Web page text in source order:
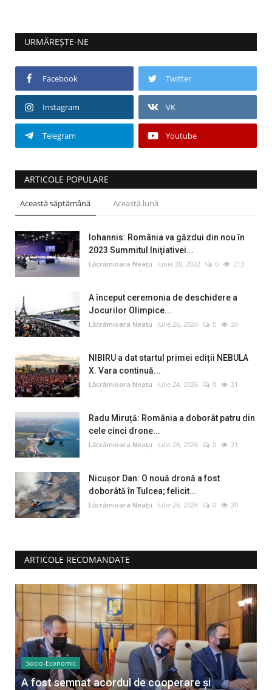
URMĂREȘTE-NE
Facebook Twitter
Instagram VK
Telegram Youtube
ARTICOLE POPULARE
Această săptămână Această lună
Iohannis: România va găzdui din nou în
2023 Summitul Iniţiativei...
Lăcrămioara Neațu Iunie 20, 2022 0 213
A început ceremonia de deschidere a
Jocurilor Olimpice...
Lăcrămioara Neațu Iulie 26, 2024 0 24
NIBIRU a dat startul primei ediții NEBULA
X. Vara continuă...
Lăcrămioara Neațu Iulie 24, 2026 0 21
Radu Miruță: România a doborât patru din
cele cinci drone...
Lăcrămioara Neațu Iulie 26, 2026 0 21
Nicușor Dan: O nouă dronă a fost
doborâtă în Tulcea; felicit...
Lăcrămioara Neațu Iulie 26, 2026 0 20
ARTICOLE RECOMANDATE
Socio-Economic
A fost semnat acordul de cooperare și